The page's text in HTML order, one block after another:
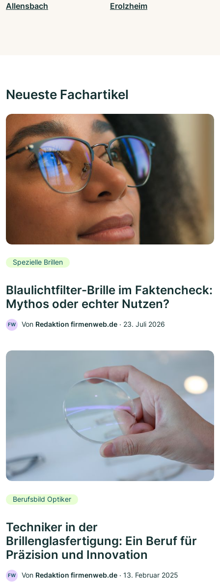
Allensbach Erolzheim
Neueste Fachartikel
Spezielle Brillen
Blaulichtfilter-Brille im Faktencheck:
Mythos oder echter Nutzen?
FW Von Redaktion firmenweb.de ‧ 23. Juli 2026
Berufsbild Optiker
Techniker in der
Brillenglasfertigung: Ein Beruf für
Präzision und Innovation
FW Von Redaktion firmenweb.de ‧ 13. Februar 2025